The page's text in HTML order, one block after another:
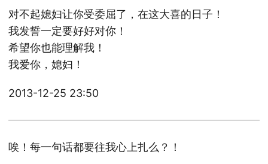
对不起媳妇让你受委屈了，在这大喜的日子！
我发誓一定要好好对你！
希望你也能理解我！
我爱你，媳妇！
2013-12-25 23:50
唉！每一句话都要往我心上扎么？！